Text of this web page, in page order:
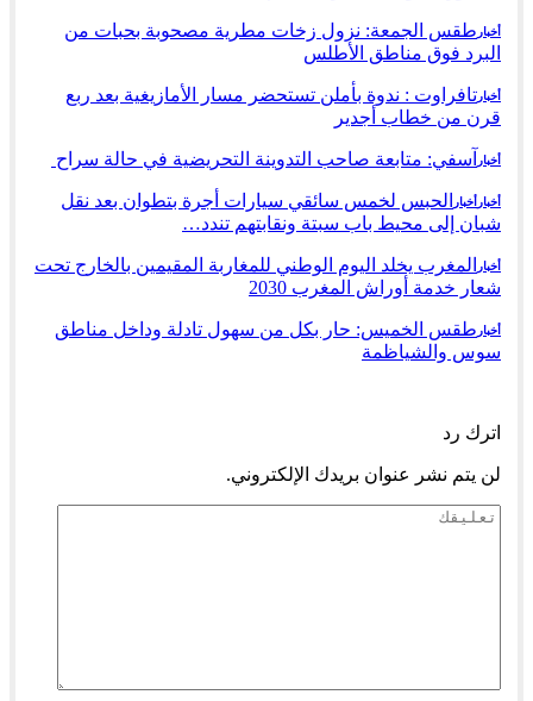
أخبار طقس الجمعة: نزول زخات مطرية مصحوبة بحبات من
البرد فوق مناطق الأطلس
أخبار تافراوت : ندوة بأملن تستحضر مسار الأمازيغية بعد ربع
قرن من خطاب أجدير
أخبار آسفي: متابعة صاحب التدوينة التحريضية في حالة سراح
أخبار أخبار
الحبس لخمس سائقي سيارات أجرة بتطوان بعد نقل
شبان إلى محيط باب سبتة ونقابتهم تندد…
أخبار
المغرب يخلد اليوم الوطني للمغاربة المقيمين بالخارج تحت
شعار خدمة أوراش المغرب 2030
أخبار طقس الخميس: ﺣﺎﺭ بكل من سهول تادلة وداخل مناطق
سوس والشياظمة
اترك رد
لن يتم نشر عنوان بريدك الإلكتروني.